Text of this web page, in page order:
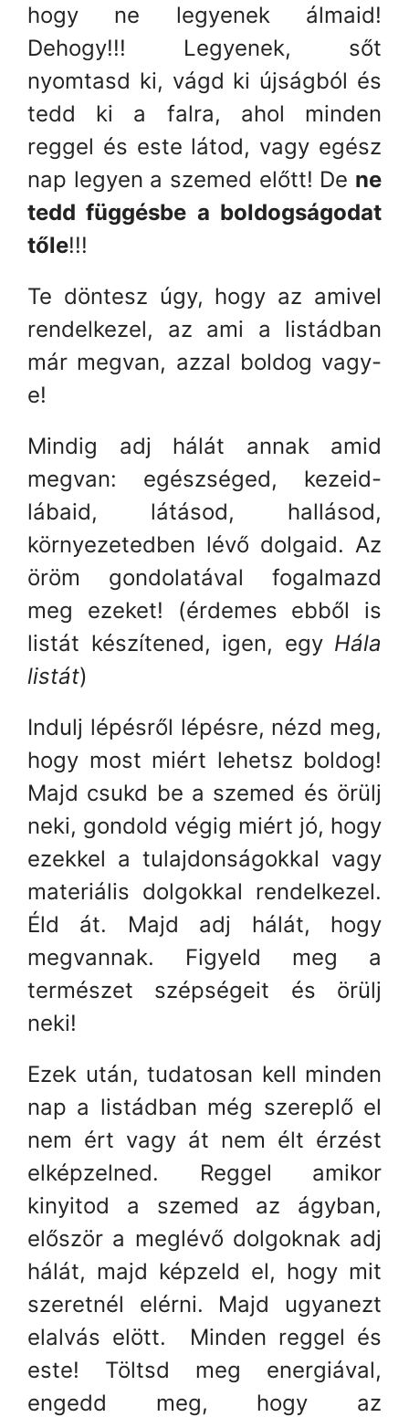
hogy ne legyenek álmaid!
Dehogy!!! Legyenek, sőt
nyomtasd ki, vágd ki újságból és
tedd ki a falra, ahol minden
reggel és este látod, vagy egész
nap legyen a szemed előtt! De ne
tedd függésbe a boldogságodat
tőle!!!
Te döntesz úgy, hogy az amivel
rendelkezel, az ami a listádban
már megvan, azzal boldog vagy-
e!
Mindig adj hálát annak amid
megvan: egészséged, kezeid-
lábaid, látásod, hallásod,
környezetedben lévő dolgaid. Az
öröm gondolatával fogalmazd
meg ezeket! (érdemes ebből is
listát készítened, igen, egyHála
listát)
Indulj lépésről lépésre, nézd meg,
hogy most miért lehetsz boldog!
Majd csukd be a szemed és örülj
neki, gondold végig miért jó, hogy
ezekkel a tulajdonságokkal vagy
materiális dolgokkal rendelkezel.
Éld át. Majd adj hálát, hogy
megvannak. Figyeld meg a
természet szépségeit és örülj
neki!
Ezek után, tudatosan kell minden
nap a listádban még szereplő el
nem ért vagy át nem élt érzést
elképzelned. Reggel amikor
kinyitod a szemed az ágyban,
először a meglévő dolgoknak adj
hálát, majd képzeld el, hogy mit
szeretnél elérni. Majd ugyanezt
elalvás elött. Minden reggel és
este! Töltsd meg energiával,
engedd meg, hogy az